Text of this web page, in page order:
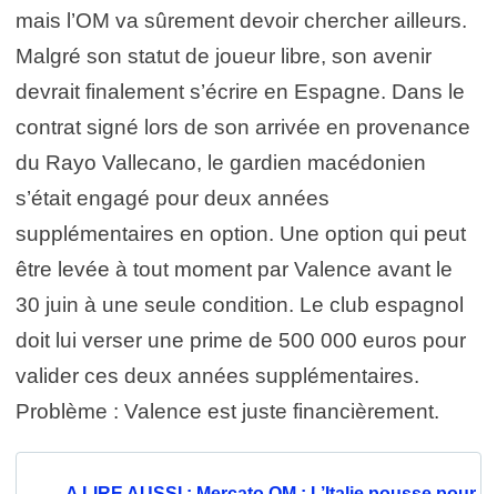
mais l’OM va sûrement devoir chercher ailleurs.
Malgré son statut de joueur libre, son avenir
devrait finalement s’écrire en Espagne. Dans le
contrat signé lors de son arrivée en provenance
du Rayo Vallecano, le gardien macédonien
s’était engagé pour deux années
supplémentaires en option. Une option qui peut
être levée à tout moment par Valence avant le
30 juin à une seule condition. Le club espagnol
doit lui verser une prime de 500 000 euros pour
valider ces deux années supplémentaires.
Problème : Valence est juste financièrement.